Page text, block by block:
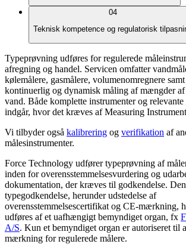
04
Teknisk kompetence og regulatorisk
Typeprøvning udføres for regulerede
afregning og handel. Servicen omfatter
kølemålere, gasmålere, volumenomregnere
kontinuerlig og dynamisk måling af mængder
vand. Både komplette instrumenter og
indgår, hvor det kræves af Measuring
Vi tilbyder også kalibrering og verifikation af
målesinstrumenter.
Force Technology udfører typeprøvning af
inden for overensstemmelsesvurdering og
dokumentation, der kræves til godkendelse.
typegodkendelse, herunder udstedelse af
overensstemmelsescertifikat og CE-mærkning,
udføres af et uafhængigt bemyndiget organ, fx
A/S. Kun et bemyndiget organ er autoriseret til
mærkning for regulerede målere.